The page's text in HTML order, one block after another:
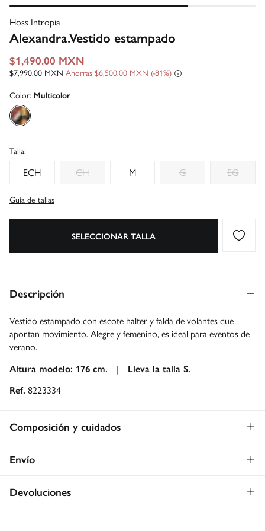
Hoss Intropia
Alexandra.Vestido estampado
$1,490.00 MXN
$7,990.00 MXN Ahorras $6,500.00 MXN 81
Color: Multicolor
Talla:
ECH CH M G EG
Guía de tallas
SELECCIONAR TALLA
Descripción
Vestido estampado con escote halter y falda de volantes que
aportan movimiento. Alegre y femenino, es ideal para eventos de
verano.
Altura modelo: 176 cm. | Lleva la talla S.
Ref. 8223334
Composición y cuidados
Composición
Envío
Envío a tienda: 2-5 días. Gratis
* Toda la República Mexicana.
Devoluciones